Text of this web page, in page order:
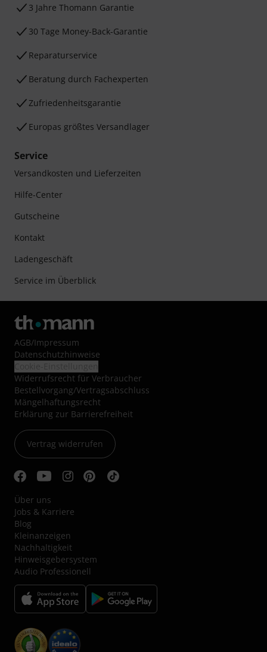
3 Jahre Thomann Garantie
30 Tage Money-Back-Garantie
Reparaturservice
Beratung durch Fachexperten
Zufriedenheitsgarantie
Europas größtes Versandlager
Service
Versandkosten und Lieferzeiten
Hilfe-Center
Gutscheine
Kontakt
Ladengeschäft
Service im Überblick
AGB/Impressum
Datenschutzhinweise
Widerrufsrecht für Verbraucher
Bestellvorgang/Vertragsabschluss
Mängelhaftungsrecht
Erklärung zur Barrierefreiheit
Vertrag widerrufen
Über uns
Jobs & Karriere
Blog
Kleinanzeigen
Nachhaltigkeit
Hinweisgebersystem
Audio Professionell